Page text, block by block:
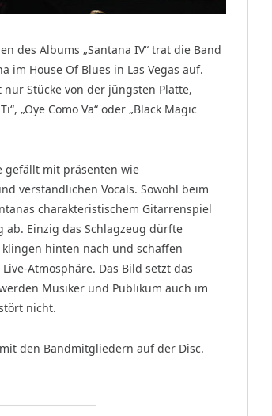
des Albums „Santana IV“ trat die Band
im House Of Blues in Las Vegas auf.
Stücke von der jüngsten Platte,
„Oye Como Va“ oder „Black Magic
gefällt mit präsenten wie
verständlichen Vocals. Sowohl beim
charakteristischem Gitarrenspiel
ab. Einzig das Schlagzeug dürfte
hinten nach und schaffen
Atmosphäre. Das Bild setzt das
Musiker und Publikum auch im
nicht.
den Bandmitgliedern auf der Disc.